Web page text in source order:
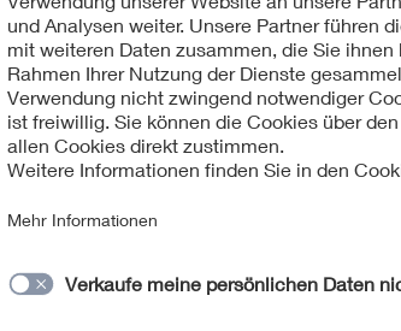
Wir benötigen Ihre